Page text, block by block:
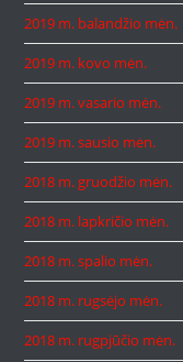
2019 m. balandžio mėn.
2019 m. kovo mėn.
2019 m. vasario mėn.
2019 m. sausio mėn.
2018 m. gruodžio mėn.
2018 m. lapkričio mėn.
2018 m. spalio mėn.
2018 m. rugsėjo mėn.
2018 m. rugpjūčio mėn.